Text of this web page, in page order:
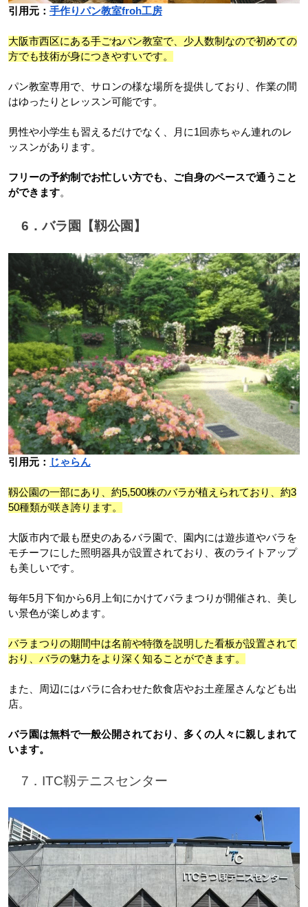
引用元： 手作りパン教室froh工房
大阪市西区にある手ごねパン教室で、少人数制なので初めての
方でも技術が身につきやすいです。
パン教室専用で、サロンの様な場所を提供しており、作業の間
はゆったりとレッスン可能です。
男性や小学生も習えるだけでなく、月に1回赤ちゃん連れのレ
ッスンがあります。
フリーの予約制でお忙しい方でも、ご自身のペースで通うこと
ができます。
6．バラ園【靱公園】
引用元： じゃらん
靱公園の一部にあり、約5,500株のバラが植えられており、約3
50種類が咲き誇ります。
大阪市内で最も歴史のあるバラ園で、園内には遊歩道やバラを
モチーフにした照明器具が設置されており、夜のライトアップ
も美しいです。
毎年5月下旬から6月上旬にかけてバラまつりが開催され、美し
い景色が楽しめます。
バラまつりの期間中は名前や特徴を説明した看板が設置されて
おり、バラの魅力をより深く知ることができます。
また、周辺にはバラに合わせた飲食店やお土産屋さんなども出
店。
バラ園は無料で一般公開されており、多くの人々に親しまれて
います。
7．ITC靱テニスセンター